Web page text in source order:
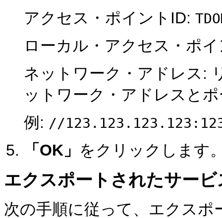
アクセス・ポイントID:
ローカル・アクセス・ポ
ネットワーク・アドレス:
ットワーク・アドレスと
例: //
「OK」 をクリックします
エクスポートされたサービ
次の手順に従って、エクス